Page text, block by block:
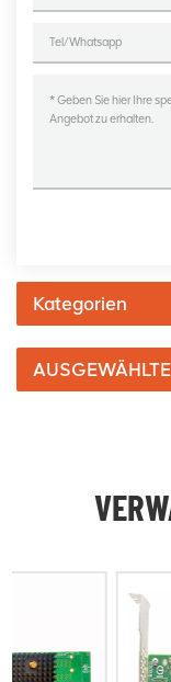
Kategorien